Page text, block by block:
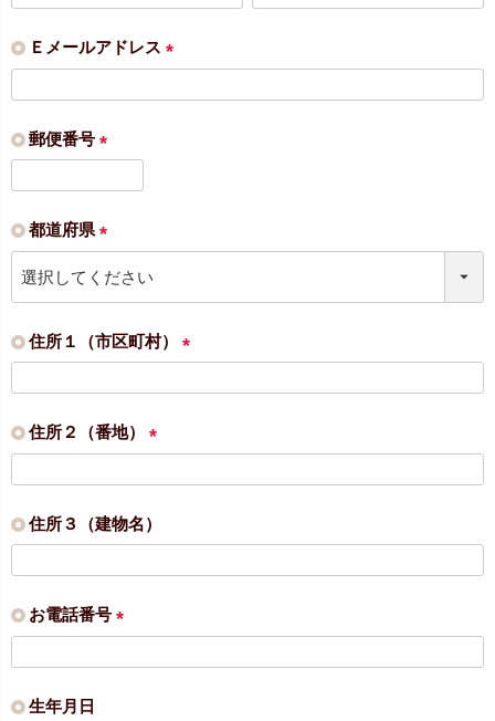
必
Ｅメールアドレス
必
郵便番号
必
都道府県
必
)
住所１（市区町村）
必
住所２（番地）
必
)
住所３（建物名）
お電話番号
必
生年月日